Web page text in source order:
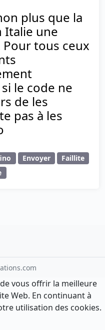
plus que la
Italie une
tous ceux
le code ne
de les
pas à les
Envoyer
Faillite
vous offrir la meilleure
Web. En continuant à
utilisation des cookies.